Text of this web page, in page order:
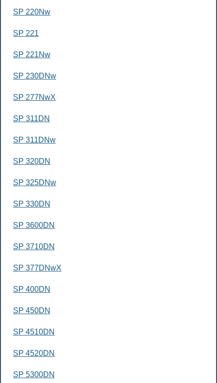
SP 220Nw
SP 221
SP 221Nw
SP 230DNw
SP 277NwX
SP 311DN
SP 311DNw
SP 320DN
SP 325DNw
SP 330DN
SP 3600DN
SP 3710DN
SP 377DNwX
SP 400DN
SP 450DN
SP 4510DN
SP 4520DN
SP 5300DN